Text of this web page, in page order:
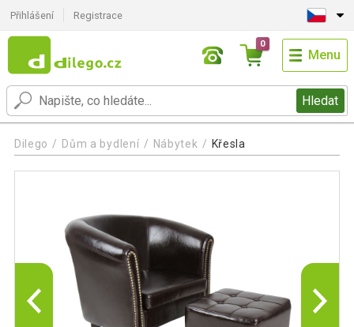
Přihlášení Registrace
Hledat
0
Menu
Dilego Dům a bydlení Nábytek Křesla